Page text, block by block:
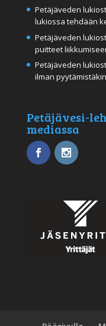
Petäjäveden
lukiossa tehdään
Petäjäveden
puitteet
Petäjäveden
ilman pyytämistäkin
Petäjävesi-
mediassa